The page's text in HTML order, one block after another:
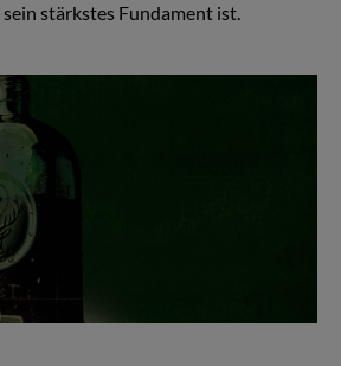
stärkstes Fundament ist.